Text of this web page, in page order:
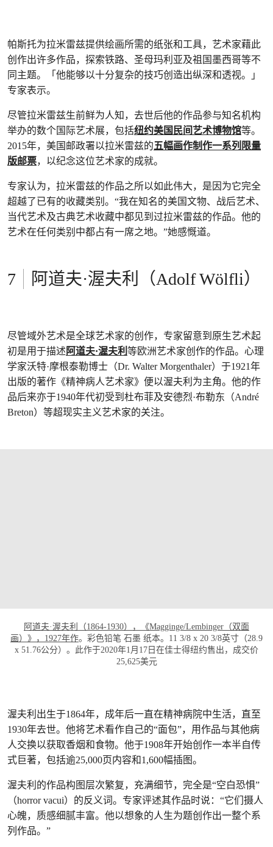
帕斯托为拉米雷兹提供绘画所需的纸张和工具，艺术家藉此
创作出许多作品，探索铁路、圣母玛利亚及祖国墨西哥等不
同主题。「他能够以十分复杂的技巧创造出纵深和透视。」
专家表示。
尽管拉米雷兹生前鲜为人知，去世后他的作品参与知名机构
举办的数个国际艺术展，包括纽约美国民间艺术博物馆等。
2015年，美国邮政署以拉米雷兹的五幅画作制作一系列限量
版邮票，以纪念这位艺术家的成就。
专家认为，拉米雷兹的作品之所以如此伟大，是因为它完全
超越了已有的收藏类别。“我在知名的美国文物、战后艺术、
当代艺术及古典艺术收藏中都见到过拉米雷兹的作品。他的
艺术在任何类别中都占有一席之地。”她感慨道。
阿道夫·渥夫利（Adolf Wölfli）
尽管域外艺术是全球艺术家的创作，专家留意到原生艺术起
初是用于描述 阿道夫·渥夫利 等欧洲艺术家创作的作品。心理
学家沃特·摩根泰勒博士（Dr. Walter Morgenthaler）于1921年
出版的著作《精神病人艺术家》便以渥夫利为主角。他的作
品后来亦于1940年代初受到杜布菲及安德烈·布勒东（André
Breton）等超现实主义艺术家的关注。
阿道夫·渥夫利（1864-1930），《Magginge/Lembinger（双面
画）》，1927年作。彩色铅笔 石墨 纸本。11 3/8 x 20 3/8英寸（28.9
x 51.76公分）。此作于2020年1月17日在佳士得纽约售出，成交价
25,625美元
渥夫利出生于1864年，成年后一直在精神病院中生活，直至
1930年去世。他将艺术看作自己的“面包”，用作品与其他病
人交换以获取香烟和食物。他于1908年开始创作一本半自传
式巨著，包括逾25,000页内容和1,600幅插图。
渥夫利的作品构图层次繁复，充满细节，完全是“空白恐惧”
（horror vacui）的反义词。专家评述其作品时说：“它们摄人
心魄，质感细腻丰富。他以想象的人生为题创作出一整个系
列作品。”